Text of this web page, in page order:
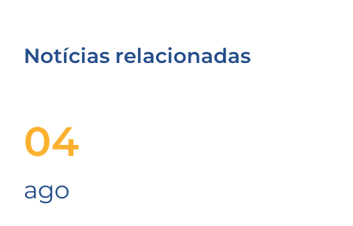
Notícias relacionadas
04
ago